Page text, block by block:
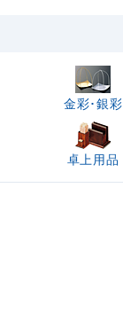
金彩･銀彩
卓上用品